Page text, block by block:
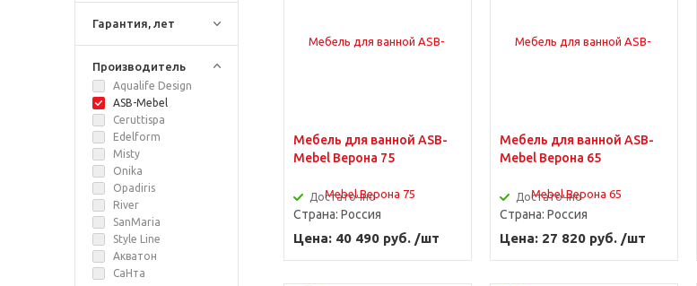
Гарантия, лет
Производитель
Aqualife Design
ASB-Mebel
Ceruttispa
Edelform
Misty
Onika
Opadiris
River
SanMaria
Style Line
Акватон
СаНта
Мебель для ванной ASB-
Mebel Верона 75
Достаточно
Страна: Россия
Цена: 40 490 руб. /шт
Мебель для ванной ASB-
Mebel Верона 65
Достаточно
Страна: Россия
Цена: 27 820 руб. /шт